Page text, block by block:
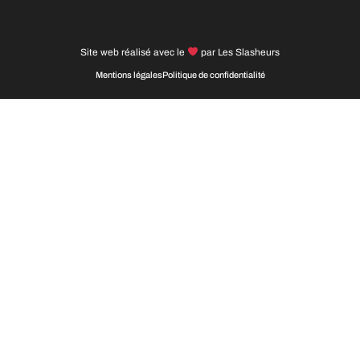
Site web réalisé avec le par Les Slasheurs
Mentions légalesPolitique de confidentialité